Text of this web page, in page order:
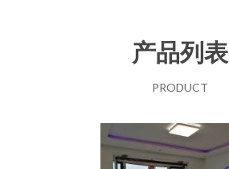
产品列表
PRODUCT